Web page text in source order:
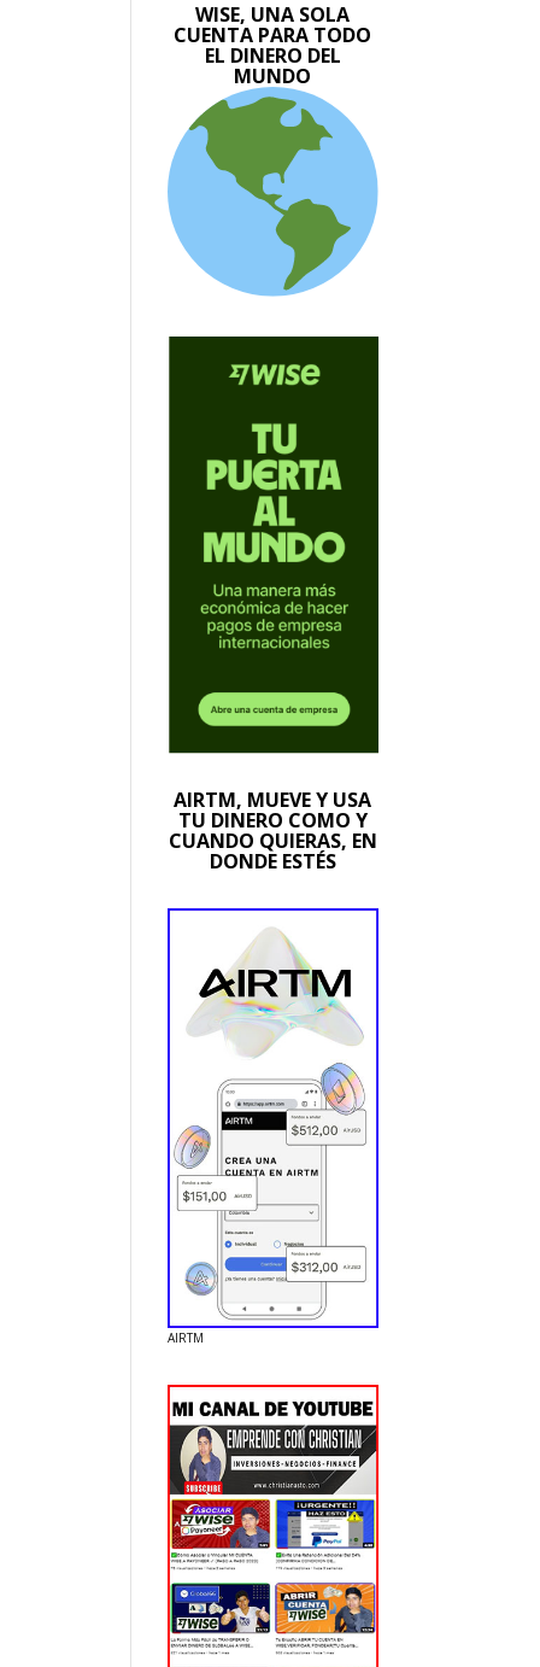
WISE, UNA SOLA
CUENTA PARA TODO
EL DINERO DEL
MUNDO
AIRTM, MUEVE Y USA
TU DINERO COMO Y
CUANDO QUIERAS, EN
DONDE ESTÉS
AIRTM